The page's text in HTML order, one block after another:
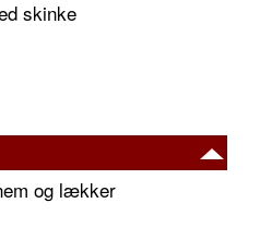
skinke
og lækker